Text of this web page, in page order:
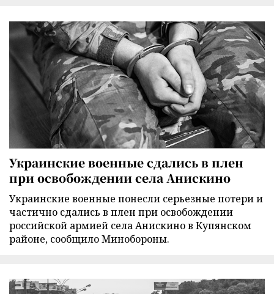
Украинские военные сдались в плен
при освобождении села Анискино
Украинские военные понесли серьезные потери и
частично сдались в плен при освобождении
российской армией села Анискино в Купянском
районе, сообщило Минобороны.